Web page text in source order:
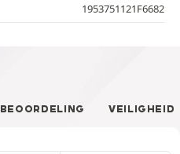
1953751121F6682
BEOORDELING VEILIGHEID